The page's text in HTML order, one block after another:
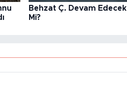
Behzat Ç. Devam Edecek
Mi?